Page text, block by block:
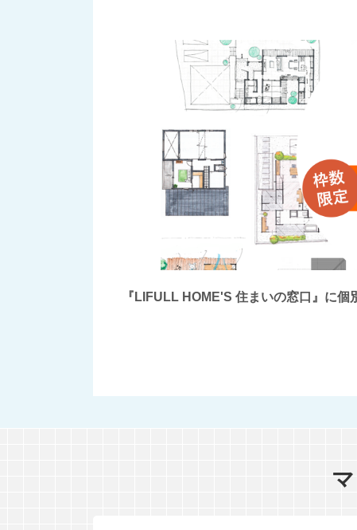
『LIFULL HOME'S 住まいの窓口』に